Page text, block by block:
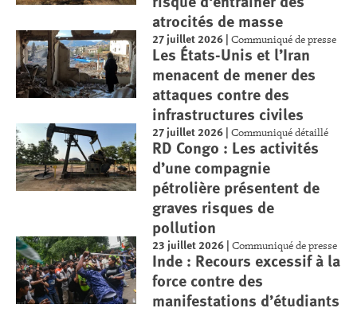
atrocités de masse
27 juillet 2026 |Communiqué de presse
Les États-Unis et l’Iran
menacent de mener des
attaques contre des
infrastructures civiles
27 juillet 2026 |Communiqué détaillé
RD Congo : Les activités
d’une compagnie
pétrolière présentent de
graves risques de
pollution
23 juillet 2026 |Communiqué de presse
Inde : Recours excessif à la
force contre des
manifestations d’étudiants